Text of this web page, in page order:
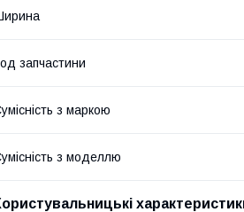
запчастини
з маркою
з моделлю